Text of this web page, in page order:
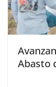
Abasto